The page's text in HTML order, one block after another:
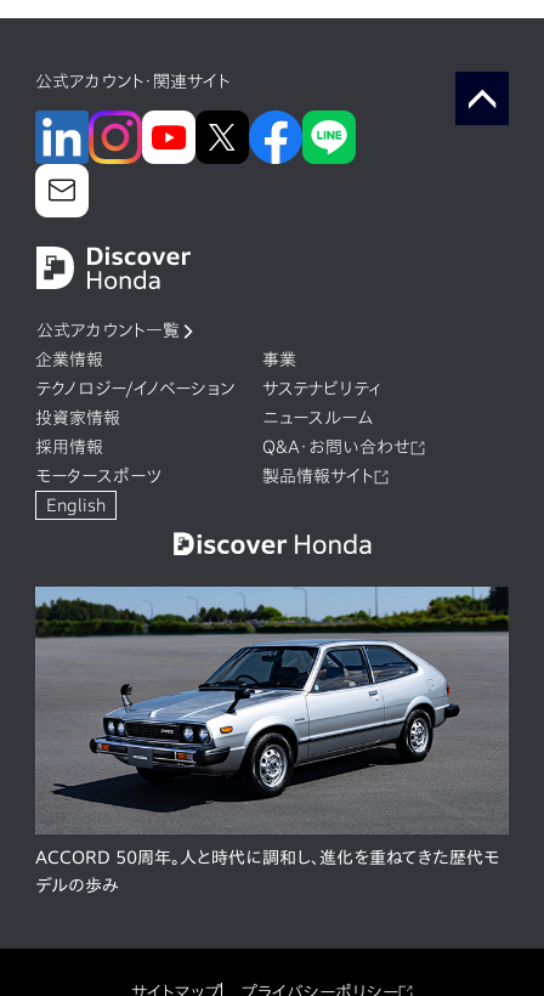
公式アカウント・関連サイト
公式アカウント一覧
企業情報
事業
テクノロジー/イノベーション
サステナビリティ
投資家情報
ニュースルーム
採用情報
Q&A・お問い合わせ
モータースポーツ
製品情報サイト
English
ACCORD 50周年。人と時代に調和し、進化を重ねてきた歴代モ
デルの歩み
サイトマップ プライバシーポリシー